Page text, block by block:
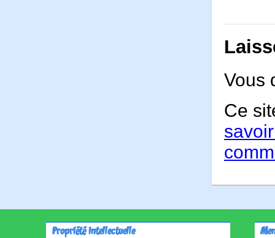
Vous
Ce
Propriété intellectuelle